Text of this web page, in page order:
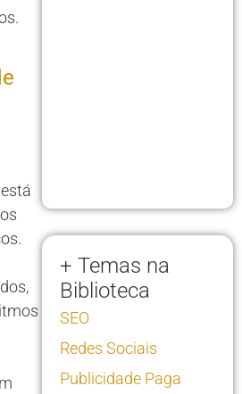
+ Temas na
Biblioteca
SEO
Redes Sociais
Publicidade Paga